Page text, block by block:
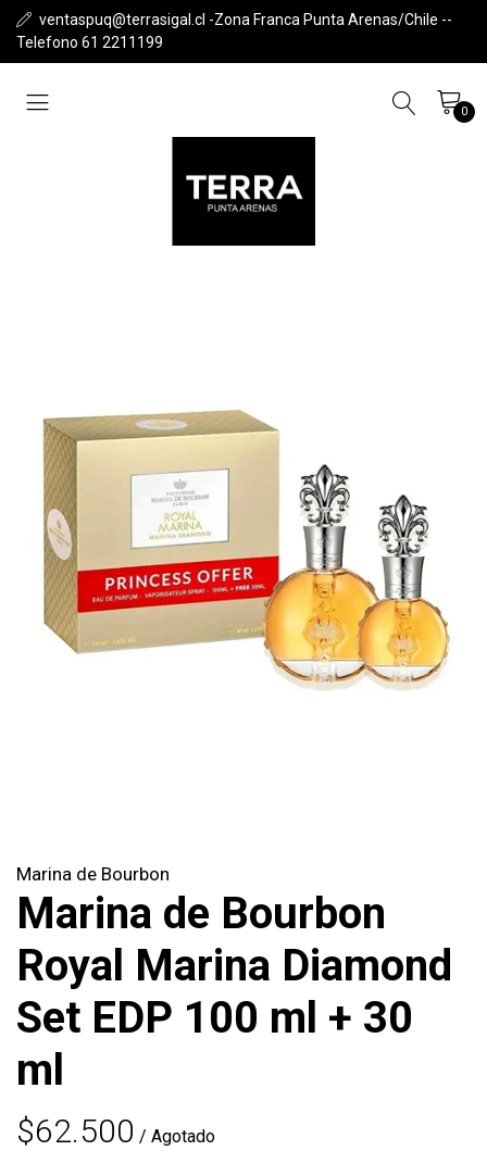
ventaspuq@terrasigal.cl -Zona Franca Punta Arenas/Chile --
Telefono 61 2211199
0
Marina de Bourbon
Marina de Bourbon
Royal Marina Diamond
Set EDP 100 ml + 30
ml
$62.500 / Agotado